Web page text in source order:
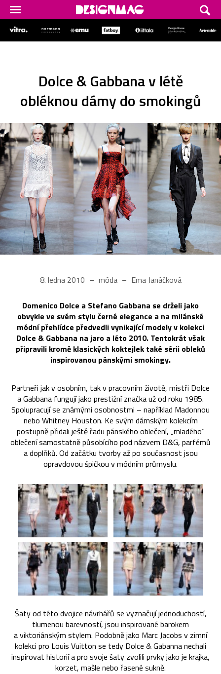
Dolce & Gabbana v létě
obléknou dámy do smokingů
8. ledna 2010 móda Ema Janáčková
Domenico Dolce a Stefano Gabbana se drželi jako
obvykle ve svém stylu černé elegance a na milánské
módní přehlídce předvedli vynikající modely v kolekci
Dolce & Gabbana na jaro a léto 2010. Tentokrát však
připravili kromě klasických koktejlek také sérii obleků
inspirovanou pánskými smokingy.
Partneři jak v osobním, tak v pracovním životě, mistři Dolce
a Gabbana fungují jako prestižní značka už od roku 1985.
Spolupracují se známými osobnostmi – například Madonnou
nebo Whitney Houston. Ke svým dámským kolekcím
postupně přidali ještě řadu pánského oblečení, „mladého“
oblečení samostatně působícího pod názvem D&G, parfémů
a doplňků. Od začátku tvorby až po současnost jsou
opravdovou špičkou v módním průmyslu.
Šaty od této dvojice návrhářů se vyznačují jednoduchostí,
tlumenou barevností, jsou inspirované barokem
a viktoriánským stylem. Podobně jako Marc Jacobs v zimní
kolekci pro Louis Vuitton se tedy Dolce & Gabanna nechali
inspirovat historií a pro svoje šaty zvolili prvky jako je krajka,
korzet, mašle nebo řasené sukně.